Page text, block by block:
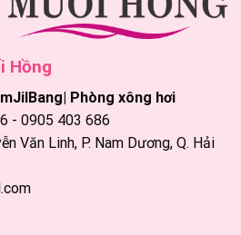
Hồng
Phòng xông hơi
- 0905 403 686
Văn Linh, P. Nam Dương, Q. Hải